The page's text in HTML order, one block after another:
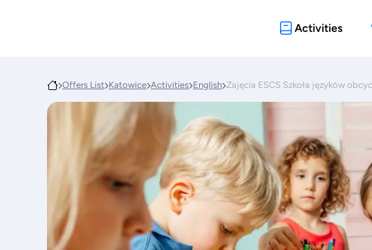
Activities
Offers List Katowice Activities English Zajęcia ESCS Szkoła języków